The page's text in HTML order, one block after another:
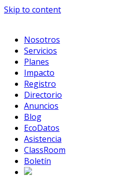
Skip to content
Nosotros
Servicios
Planes
Impacto
Registro
Directorio
Anuncios
Blog
EcoDatos
Asistencia
ClassRoom
Boletín